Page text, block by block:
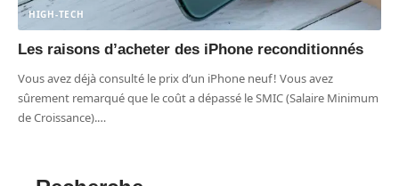
HIGH-TECH
Les raisons d’acheter des iPhone reconditionnés
Vous avez déjà consulté le prix d’un iPhone neuf ! Vous avez
sûrement remarqué que le coût a dépassé le SMIC (Salaire Minimum
de Croissance).…